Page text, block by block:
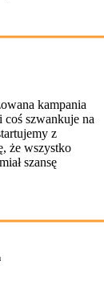
kampania
szwankuje na
z
że wszystko
szansę